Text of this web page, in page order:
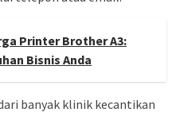
Printer Brother A3:
Bisnis Anda
banyak klinik kecantikan